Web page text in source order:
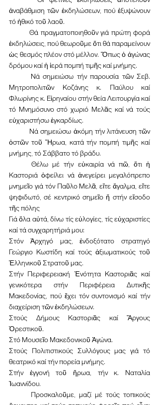
ἀναβάθμιση τῶν ἐκδηλώσεων, πού ἐξυψώνουν
τό ἠθικό τοῦ λαοῦ.
	Θά πραγματοποιηθοῦν γιά πρώτη φορά
ἐκδηλώσεις, πού θεωροῦμε ὅτι θά παραμείνουν
ὡς θεσμός πλέον στό μέλλον. Ὅπως ὁ ἀγώνας
δρόμου καί ἡ ἱερά πομπή τιμῆς καί μνήμης.
Μητροπολιτῶν Κοζάνης κ. Παύλου καί
Φλωρίνης κ. Εἰρηναίου στήν θεία Λειτουργία καί
τό Μνημόσυνο στό χωριό Μελᾶς καί νά τούς
εὐχαριστήσω ἐγκαρδίως.
ὀστῶν τοῦ Ἥρωα, κατά τήν πομπή τιμῆς καί
μνήμης, τό Σάββατο τό βράδυ.
	Θέλω μέ τήν εὐκαιρία νά πῶ, ὅτι ἡ
Καστοριά ὀφείλει νά ἀνεγείρει μεγαλόπρεπο
μνημεῖο γιά τόν Παῦλο Μελᾶ, εἴτε ἄγαλμα, εἴτε
ψηφιδωτό, σέ κεντρικό σημεῖο ἤ στήν εἴσοδο
τῆς πόλης
Γιά ὅλα αὐτά, δίνω τίς εὐλογίες, τίς εὐχαριστίες
καί τά συγχαρητήριά μου:
Στόν Ἀρχηγό μας, ἐνδοξότατο στρατηγό
Γεώργιο Κωστίδη καί τούς ἀξιωματικούς τοῦ
Ἑλληνικοῦ Στρατοῦ μας.
Στήν Περιφερειακή Ἑνότητα Καστοριᾶς καί
γενικότερα στήν Περιφέρεια Δυτικῆς
Μακεδονίας, πού ἔχει τόν συντονισμό καί τήν
διαχείριση τῶν ἐκδηλώσεων.
Στούς Δήμους Καστοριᾶς καί Ἄργους
Ὀρεστικοῦ.
Στό Μουσεῖο Μακεδονικοῦ Ἀγώνα.
Στούς Πολιτιστικούς Συλλόγους μας γιά τό
θεατρικό καί τήν πορεία μνήμης.
Στήν ἐγγονή τοῦ ἥρωα, τήν κ. Ναταλία
Ἰωαννίδου.